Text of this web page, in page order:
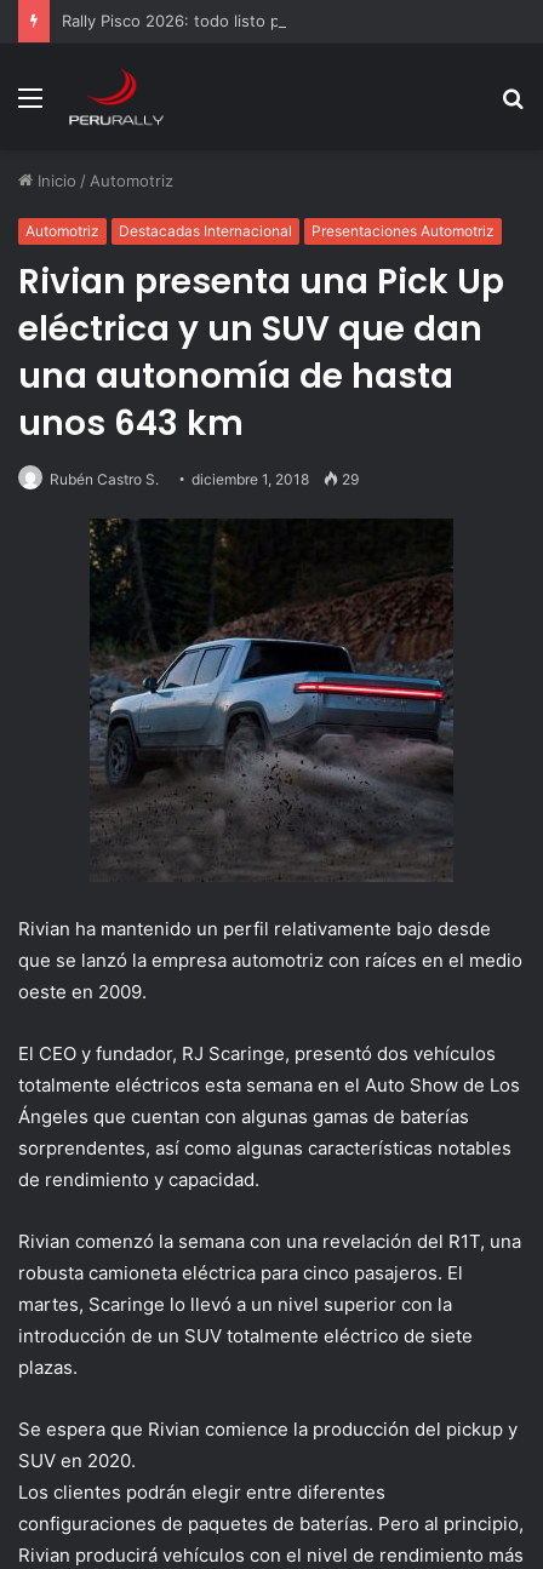
Rally Pisco 2026: todo listo para la gran final del RallyACP
Menú
Inicio / Automotriz
Automotriz Destacadas Internacional Presentaciones Automotriz
Rivian presenta una Pick Up
eléctrica y un SUV que dan
una autonomía de hasta
unos 643 km
Rubén Castro S. diciembre 1, 2018 29
Rivian ha mantenido un perfil relativamente bajo desde
que se lanzó la empresa automotriz con raíces en el medio
oeste en 2009.
El CEO y fundador, RJ Scaringe, presentó dos vehículos
totalmente eléctricos esta semana en el Auto Show de Los
Ángeles que cuentan con algunas gamas de baterías
sorprendentes, así como algunas características notables
de rendimiento y capacidad.
Rivian comenzó la semana con una revelación del R1T, una
robusta camioneta eléctrica para cinco pasajeros. El
martes, Scaringe lo llevó a un nivel superior con la
introducción de un SUV totalmente eléctrico de siete
plazas.
Se espera que Rivian comience la producción del pickup y
SUV en 2020.
Los clientes podrán elegir entre diferentes
configuraciones de paquetes de baterías. Pero al principio,
Rivian producirá vehículos con el nivel de rendimiento más